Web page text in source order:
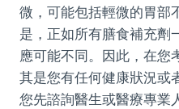
微，可能包括輕微的胃部
是，正如所有膳食補充劑
應可能不同。因此，在您
其是您有任何健康狀況或
您先諮詢醫生或醫療專業